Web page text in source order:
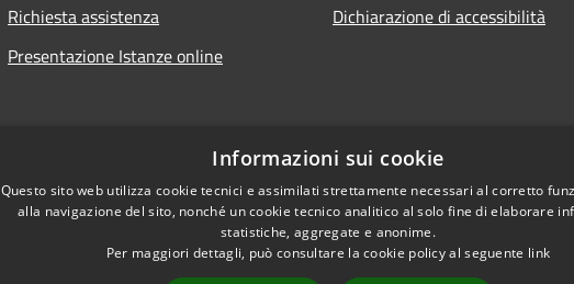
Richiesta assistenza
Presentazione Istanze online
Dichiarazione di accessibilità
Informazioni sui cookie
Questo sito web utilizza cookie tecnici e assimilati strettamente necessari al corretto
alla navigazione del sito, nonché un cookie tecnico analitico al solo fine di elaborare
statistiche, aggregate e anonime.
Per maggiori dettagli, può consultare la cookie policy al seguente link